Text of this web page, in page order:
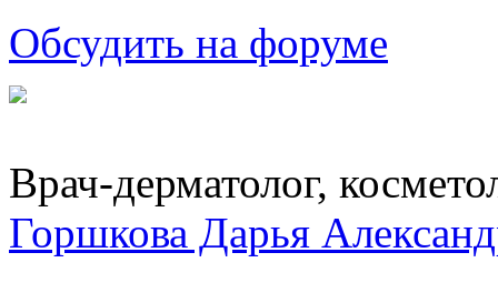
Обсудить на форуме
Врач-дерматолог,
Горшкова Дарья